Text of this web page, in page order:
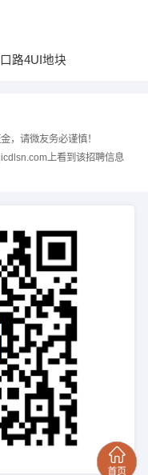
路4UI地块
，请微友务必谨慎！
上看到该招聘信息